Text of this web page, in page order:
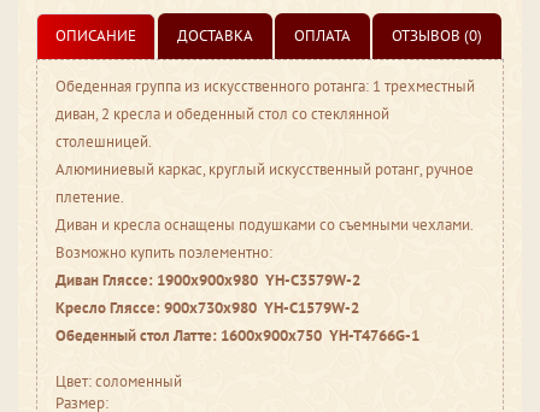
ОПИСАНИЕ ДОСТАВКА ОПЛАТА ОТЗЫВОВ (0)
Обеденная группа из искусственного ротанга: 1 трехместный
диван, 2 кресла и обеденный стол со стеклянной
столешницей.
Алюминиевый каркас, круглый искусственный ротанг, ручное
плетение.
Диван и кресла оснащены подушками со съемными чехлами.
Возможно купить поэлементно:
Диван Гляссе: 1900х900х980 YH-C3579W-2
Кресло Гляссе: 900х730х980 YH-C1579W-2
Обеденный стол Латте: 1600х900х750 YH-T4766G-1
Цвет: соломенный
Размер: